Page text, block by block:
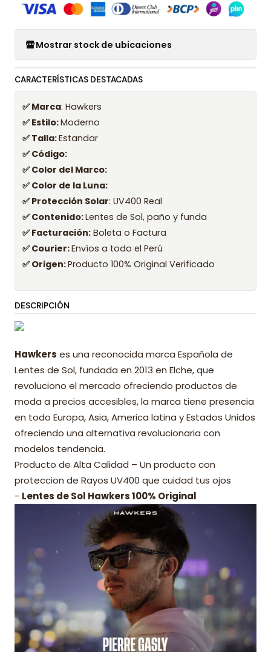
Mostrar stock de ubicaciones
CARACTERÍSTICAS DESTACADAS
✅ Marca: Hawkers
✅ Estilo:Moderno
✅ Talla:Estandar
✅ Código:
✅ Color del Marco:
✅ Color de la Luna:
✅ Protección Solar: UV400 Real
✅ Contenido:Lentes de Sol, paño y funda
✅ Facturación: Boleta o Factura
✅ Courier:Envíos a todo el Perú
✅ Origen:Producto 100% Original Verificado
DESCRIPCIÓN
Hawkers es una reconocida marca Española de
Lentes de Sol, fundada en 2013 en Elche, que
revoluciono el mercado ofreciendo productos de
moda a precios accesibles, la marca tiene presencia
en todo Europa, Asia, America latina y Estados Unidos
ofreciendo una alternativa revolucionaria con
modelos tendencia.
Producto de Alta Calidad – Un producto con
proteccion de Rayos UV400 que cuidad tus ojos
- Lentes de Sol Hawkers 100% Original